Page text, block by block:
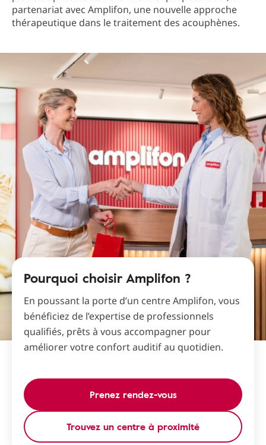
partenariat avec Amplifon, une nouvelle approche
thérapeutique dans le traitement des acouphènes.
Pourquoi choisir Amplifon ?
En poussant la porte d’un centre Amplifon, vous
bénéficiez de l’expertise de professionnels
qualifiés, prêts à vous accompagner pour
améliorer votre confort auditif au quotidien.
Prenez rendez-vous
Trouvez un centre à proximité